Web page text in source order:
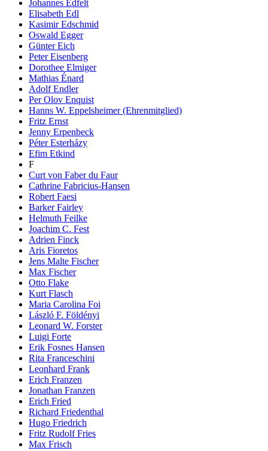
Johannes Edfelt
Elisabeth Edl
Kasimir Edschmid
Oswald Egger
Günter Eich
Peter Eisenberg
Dorothee Elmiger
Mathias Énard
Adolf Endler
Per Olov Enquist
Hanns W. Eppelsheimer (Ehrenmitglied)
Fritz Ernst
Jenny Erpenbeck
Péter Esterházy
Efim Etkind
F
Curt von Faber du Faur
Cathrine Fabricius-Hansen
Robert Faesi
Barker Fairley
Helmuth Feilke
Joachim C. Fest
Adrien Finck
Aris Fioretos
Jens Malte Fischer
Max Fischer
Otto Flake
Kurt Flasch
Maria Carolina Foi
László F. Földényi
Leonard W. Forster
Luigi Forte
Erik Fosnes Hansen
Rita Franceschini
Leonhard Frank
Erich Franzen
Jonathan Franzen
Erich Fried
Richard Friedenthal
Hugo Friedrich
Fritz Rudolf Fries
Max Frisch